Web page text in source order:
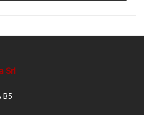
Srl
B5